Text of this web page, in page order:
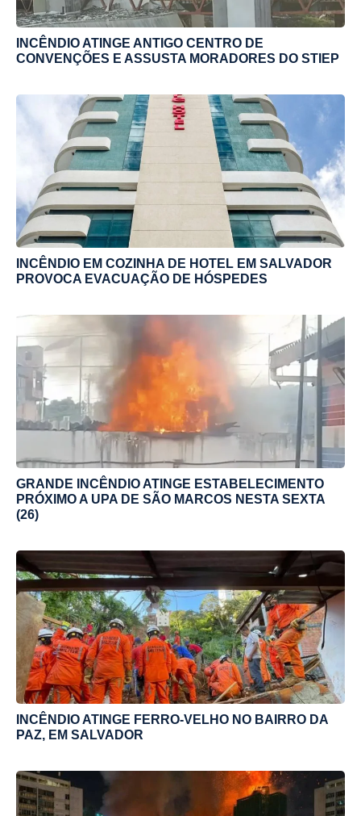
INCÊNDIO ATINGE ANTIGO CENTRO DE
CONVENÇÕES E ASSUSTA MORADORES DO STIEP
INCÊNDIO EM COZINHA DE HOTEL EM SALVADOR
PROVOCA EVACUAÇÃO DE HÓSPEDES
GRANDE INCÊNDIO ATINGE ESTABELECIMENTO
PRÓXIMO A UPA DE SÃO MARCOS NESTA SEXTA
(26)
INCÊNDIO ATINGE FERRO-VELHO NO BAIRRO DA
PAZ, EM SALVADOR